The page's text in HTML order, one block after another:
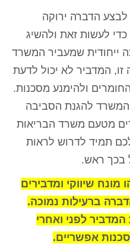
לבצע הדברה ירוקה
לעשות זאת ולהשיג
ייחודית שמעביר המשרד
המדביר לא יכול לדעת
ולהימנע מסכנות.
המשרד להגנת הסביבה
מטעם משרד הבריאות
תמיד לדרוש לראות
בכך ראש.
שיווקי ומדבירים
ברעילות נמוכה.
לפני ואחרי
אפשריים.